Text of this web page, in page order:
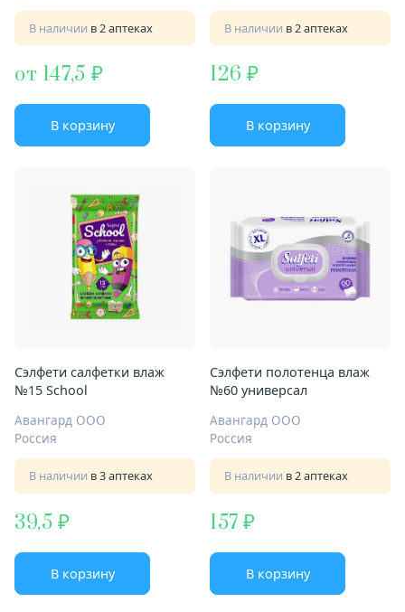
В наличии в 2 аптеках
от 147,5
В корзину
В наличии в 2 аптеках
126
В корзину
Сэлфети салфетки влаж
№15 School
Авангард ООО
Россия
В наличии в 3 аптеках
39,5
В корзину
Сэлфети полотенца влаж
№60 универсал
Авангард ООО
Россия
В наличии в 2 аптеках
157
В корзину